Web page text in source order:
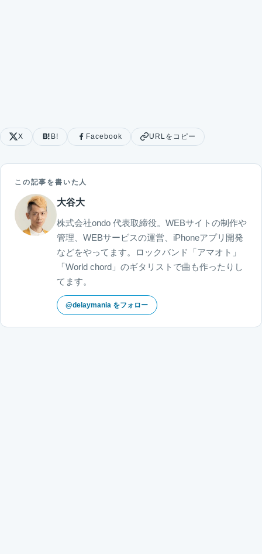
X B! Facebook URLをコピー
この記事を書いた人
大谷大
株式会社ondo 代表取締役。WEBサイトの制作や
管理、WEBサービスの運営、iPhoneアプリ開発
などをやってます。ロックバンド「アマオト」
「World chord」のギタリストで曲も作ったりし
てます。
@delaymania をフォロー